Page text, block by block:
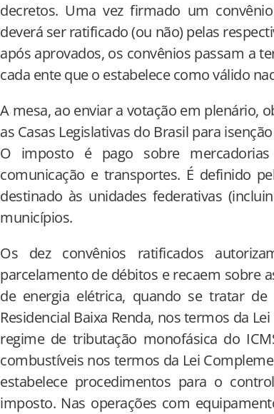
decretos. Uma vez firmado um
deverá ser ratificado (ou não) pelas
após aprovados, os convênios passam a
cada ente que o estabelece como válido
A mesa, ao enviar a votação em plenário,
as Casas Legislativas do Brasil para
O imposto é pago sobre
comunicação e transportes. É definido
destinado às unidades federativas
municípios.
Os dez convênios ratificados
parcelamento de débitos e recaem sobre
de energia elétrica, quando se tratar
Residencial Baixa Renda, nos termos da
regime de tributação monofásica do
combustíveis nos termos da Lei
estabelece procedimentos para o
imposto. Nas operações com